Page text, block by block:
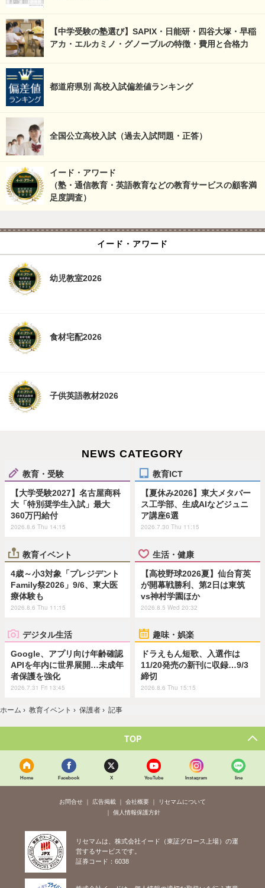
【中学受験の塾選び】SAPIX・日能研・四谷大塚・早稲
アカ・エルカミノ・グノーブルの特徴・費用と合格力
都道府県別 高校入試偏差値ランキング
全国公立高校入試（過去入試問題・正答）
イード・アワード
（塾・通信教育・英語教育などの教育サービスの顧客満
足度調査）
イード・アワード
幼児教室2026
食材宅配2026
子供英語教材2026
NEWS CATEGORY
教育・受験
【大学受験2027】名古屋商科
大「特別奨学生入試」最大
360万円給付
2026.8.6 Thu 14:15
教育ICT
【夏休み2026】東大メタバー
ス工学部、生成AIなどジュニ
ア講座6選
2026.7.30 Thu 11:15
教育イベント
4歳～小3対象「プレジデント
Family祭2026」9/6、東大医
療体験も
2026.8.6 Thu 11:15
生活・健康
【高校野球2026夏】仙台育英
が開幕戦勝利、第2日は東筑
vs神村学園ほか
2026.8.5 Wed 20:32
デジタル生活
Google、アプリ向け年齢確認
APIを年内に世界展開…未成年
者保護を強化
2026.7.31 Fri 13:45
趣味・娯楽
ドラえもん短歌、入選作は
11/20発売の新刊に収録…9/3
締切
2026.8.6 Thu 15:15
ホーム › 教育イベント › 保護者 › 記事
TOP
Home Facebook X YouTube Instagram line
お問合せ 広告掲載 会社概要
リセマムについて
個人情報保護方針
リセマムは、株式会社イード（東証グロース上場）の運
営するサービスです。
証券コード：6038